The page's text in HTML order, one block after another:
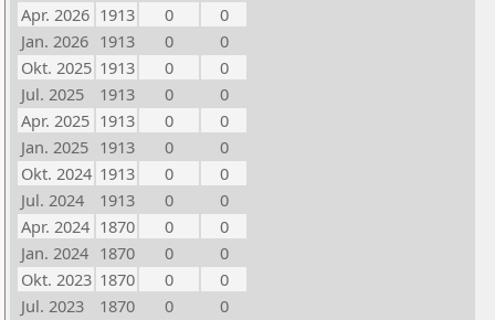
Apr. 2026 1913 0
0
Jan. 2026 1913 0
0
Okt. 2025 1913 0
0
Jul. 2025
1913 0
0
Apr. 2025 1913 0
0
Jan. 2025 1913 0
0
Okt. 2024 1913 0
0
Jul. 2024
1913 0
0
Apr. 2024 1870 0
0
Jan. 2024 1870 0
0
Okt. 2023 1870 0
0
Jul. 2023
1870 0
0